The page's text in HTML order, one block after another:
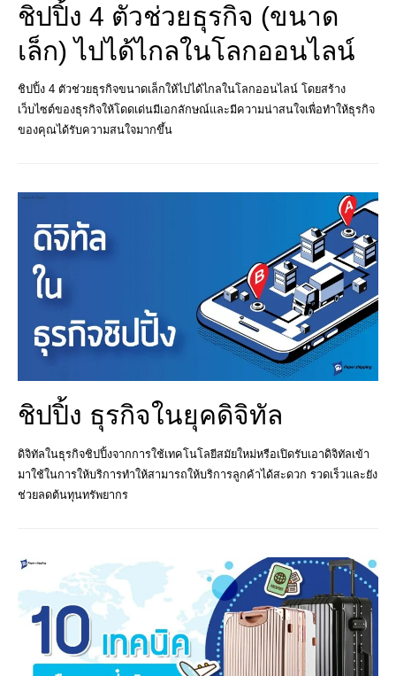
ชิปปิ้ง 4 ตัวช่วยธุรกิจ (ขนาด
เล็ก) ไปได้ไกลในโลกออนไลน์
ชิปปิ้ง 4 ตัวช่วยธุรกิจขนาดเล็กให้ไปได้ไกลในโลกออนไลน์ โดยสร้าง
เว็บไซต์ของธุรกิจให้โดดเด่นมีเอกลักษณ์และมีความน่าสนใจเพื่อทำให้ธุรกิจ
ของคุณได้รับความสนใจมากขึ้น
ชิปปิ้ง ธุรกิจในยุคดิจิทัล
ดิจิทัลในธุรกิจชิปปิ้งจากการใช้เทคโนโลยีสมัยใหม่หรือเปิดรับเอาดิจิทัลเข้า
มาใช้ในการให้บริการทำให้สามารถให้บริการลูกค้าได้สะดวก รวดเร็วและยัง
ช่วยลดต้นทุนทรัพยากร